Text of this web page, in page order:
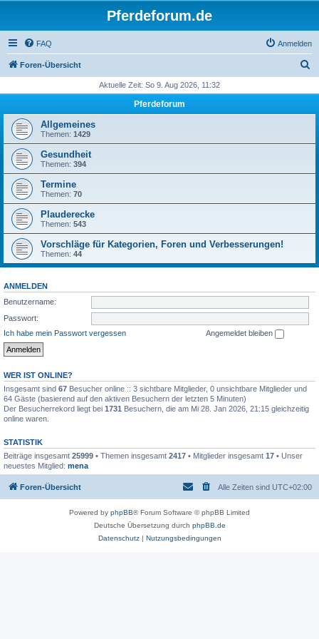
Pferdeforum.de
FAQ Anmelden
Foren-Übersicht
h
Aktuelle Zeit: So 9. Aug 2026, 11:32
Pferdeforum
Allgemeines
Themen: 1429
Gesundheit
Themen: 394
Termine
Themen: 70
Plauderecke
Themen: 543
Vorschläge für Kategorien, Foren und Verbesserungen!
Themen: 44
ANMELDEN
Benutzername:
Passwort:
Ich habe mein Passwort vergessen
Angemeldet bleiben
WER IST ONLINE?
Insgesamt sind 67 Besucher online :: 3 sichtbare Mitglieder, 0 unsichtbare Mitglieder und
64 Gäste (basierend auf den aktiven Besuchern der letzten 5 Minuten)
Der Besucherrekord liegt bei 1731 Besuchern, die am Mi 28. Jan 2026, 21:15 gleichzeitig
online waren.
STATISTIK
Beiträge insgesamt 25999 • Themen insgesamt 2417 • Mitglieder insgesamt 17 • Unser
neuestes Mitglied: mena
Foren-Übersicht Alle Zeiten sind UTC+02:00
Powered by phpBB® Forum Software © phpBB Limited
Deutsche Übersetzung durch phpBB.de
Datenschutz| Nutzungsbedingungen